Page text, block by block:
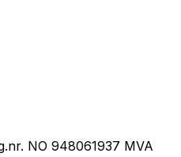
NO 948061937 MVA